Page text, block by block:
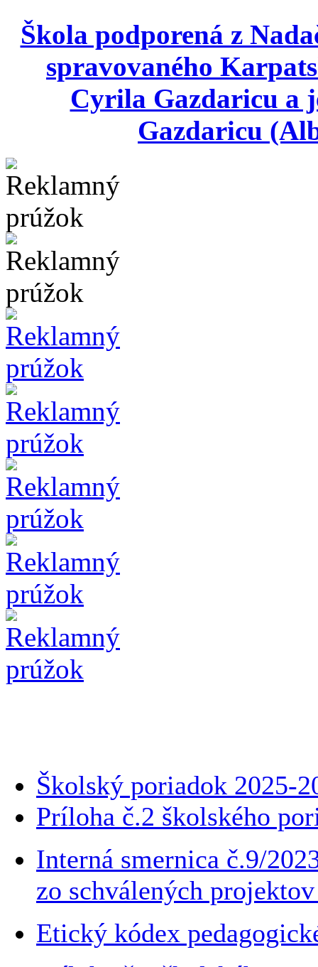
Škola podporená z
spravovaného
Cyrila Gazdaricu a
Gazdaricu
Školský poriadok 2025-
Príloha č.2 školského
Interná smernica č.9/
zo schválených
Etický kódex